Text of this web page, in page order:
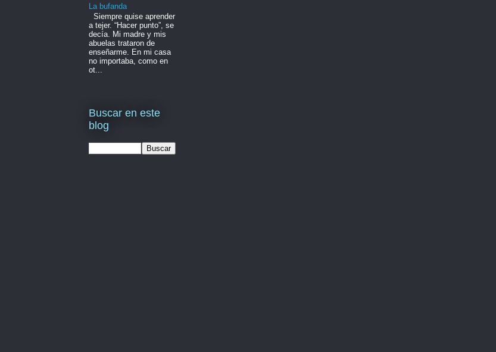
La bufanda
Siempre quise aprender
a tejer. “Hacer punto”, se
decía. Mi madre y mis
abuelas trataron de
enseñarme. En mi casa
no importaba, como en
ot...
Buscar en este
blog